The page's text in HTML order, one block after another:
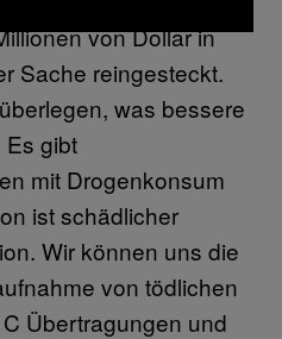
von Dollar in
Sache reingesteckt.
was bessere
Es gibt
mit Drogenkonsum
ist schädlicher
Wir können uns die
von tödlichen
Übertragungen und